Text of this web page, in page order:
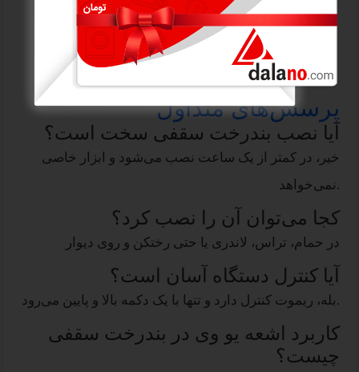
پرسش‌های متداول
آیا نصب بندرخت سقفی سخت است؟
خیر، در کمتر از یک ساعت نصب می‌شود و ابزار خاصی
نمی‌خواهد.
کجا می‌توان آن را نصب کرد؟
در حمام، تراس، لاندری یا حتی رختکن و روی دیوار
آیا کنترل دستگاه آسان است؟
بله، ریموت کنترل دارد و تنها با یک دکمه بالا و پایین می‌رود.
کاربرد اشعه یو وی در بندرخت سقفی
چیست؟